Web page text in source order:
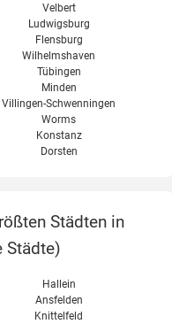
Velbert
Ludwigsburg
Flensburg
Wilhelmshaven
Tübingen
Minden
Villingen-Schwenningen
Worms
Konstanz
Dorsten
Städten in
Städte)
Hallein
Ansfelden
Knittelfeld